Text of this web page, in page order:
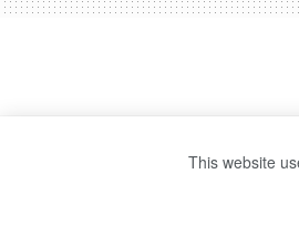
This website